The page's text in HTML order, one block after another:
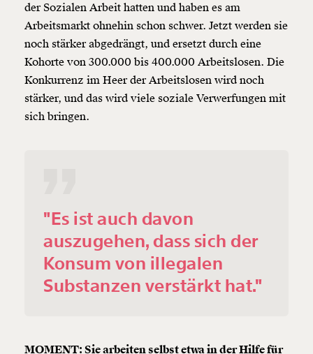
der Sozialen Arbeit hatten und haben es am
Arbeitsmarkt ohnehin schon schwer. Jetzt werden sie
noch stärker abgedrängt, und ersetzt durch eine
Kohorte von 300.000 bis 400.000 Arbeitslosen. Die
Konkurrenz im Heer der Arbeitslosen wird noch
stärker, und das wird viele soziale Verwerfungen mit
sich bringen.
"Es ist auch davon
auszugehen, dass sich der
Konsum von illegalen
Substanzen verstärkt hat."
MOMENT: Sie arbeiten selbst etwa in der Hilfe für